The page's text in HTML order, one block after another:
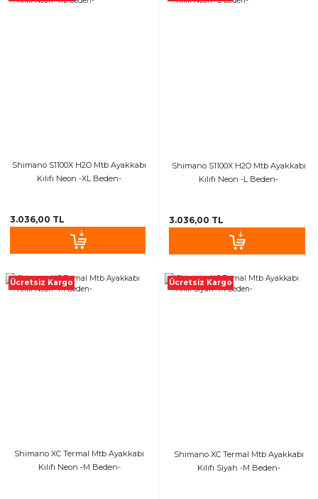
Shimano S1100X H2O Mtb Ayakkabı
Kılıfı Neon -XL Beden-
3.036,00 TL
Shimano S1100X H2O Mtb Ayakkabı
Kılıfı Neon -L Beden-
3.036,00 TL
Ücretsiz Kargo
Shimano XC Termal Mtb Ayakkabı
Kılıfı Neon -M Beden-
Ücretsiz Kargo
Shimano XC Termal Mtb Ayakkabı
Kılıfı Siyah -M Beden-